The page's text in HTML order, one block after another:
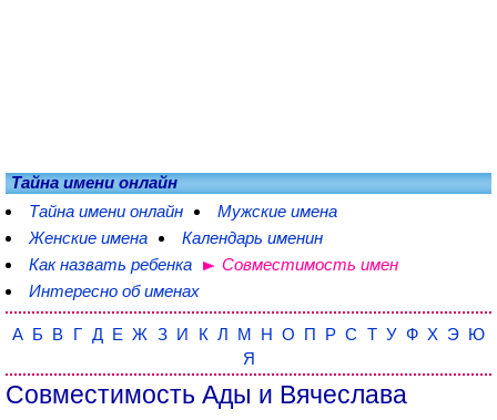
Тайна имени онлайн
Тайна имени онлайн
Мужские имена
Женские имена
Календарь именин
Как назвать ребенка
Совместимость имен
Интересно об именах
А Б В Г Д Е Ж З И К Л М Н О П Р С Т У Ф Х Э Ю
Я
Совместимость Ады и Вячеслава